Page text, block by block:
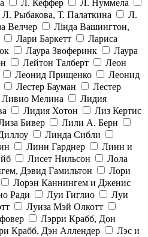
Л. Кеффер
Л. Нуммела
Л. Рыбакова, Т. Палаткина
Л.
Велчер
Лінда Вашингтон,
Лари Баркетт
Лариса
Лаура Звоферинк
Лаура
Лейтон Талберт
Леон
Леонид Прищенко
Леонид
Лестер Бауман
Лестер
Ливио Мелина
Лидия
Лидия Хотон
Лиз Кертис
Бивер
Лили А. Берн
Линда Сибли
Линн Гарднер
Линн и
Лисет Нильсон
Лола
Дэвид Гамильтон
Лори
Лорэн Каннингем и Дженис
Ради Луи Гиглио
Луи
Луиза Мэй Олкотт
Лэрри Крабб, Дон
Крабб, Дэн Аллендер
Лэс и